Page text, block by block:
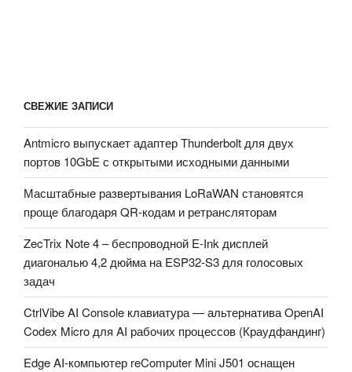
СВЕЖИЕ ЗАПИСИ
Antmicro выпускает адаптер Thunderbolt для двух
портов 10GbE с открытыми исходными данными
Масштабные развертывания LoRaWAN становятся
проще благодаря QR-кодам и ретрансляторам
ZecTrix Note 4 – беспроводной E-Ink дисплей
диагональю 4,2 дюйма на ESP32-S3 для голосовых
задач
CtrlVibe AI Console клавиатура — альтернатива OpenAI
Codex Micro для AI рабочих процессов (Краудфандинг)
Edge AI-компьютер reComputer Mini J501 оснащен